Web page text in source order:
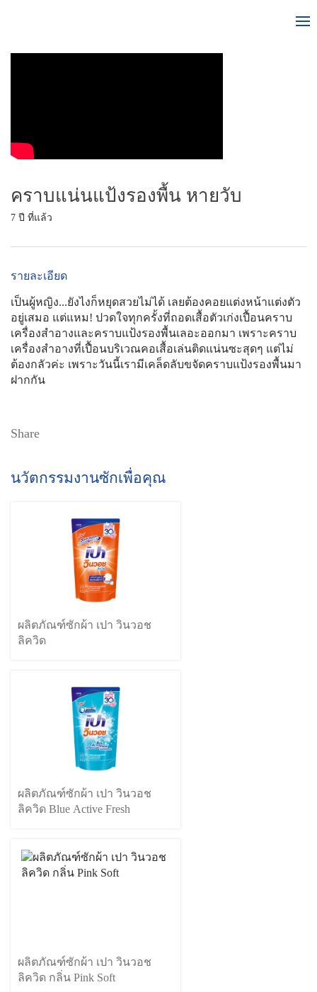
คราบแน่นแป้งรองพื้น หายวับ
7 ปี ที่แล้ว
รายละเอียด
เป็นผู้หญิง...ยังไงก็หยุดสวยไม่ได้ เลยต้องคอยแต่งหน้าแต่งตัว
อยู่เสมอ แต่แหม! ปวดใจทุกครั้งที่ถอดเสื้อตัวเก่งเปื้อนคราบ
เครื่องสำอางและคราบแป้งรองพื้นเลอะออกมา เพราะคราบ
เครื่องสำอางที่เปื้อนบริเวณคอเสื้อเล่นติดแน่นซะสุดๆ แต่ไม่
ต้องกลัวค่ะ เพราะวันนี้เรามีเคล็ดลับขจัดคราบแป้งรองพื้นมา
ฝากกัน
Share
นวัตกรรมงานซักเพื่อคุณ
ผลิตภัณฑ์ซักผ้า เปา วินวอช
ลิควิด
ผลิตภัณฑ์ซักผ้า เปา วินวอช
ลิควิด Blue Active Fresh
ผลิตภัณฑ์ซักผ้า เปา วินวอช
ลิควิด กลิ่น Pink Soft